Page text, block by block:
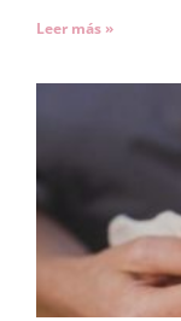
Leer más »